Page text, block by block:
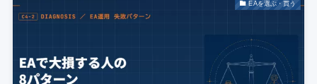
EAを選ぶ・買う